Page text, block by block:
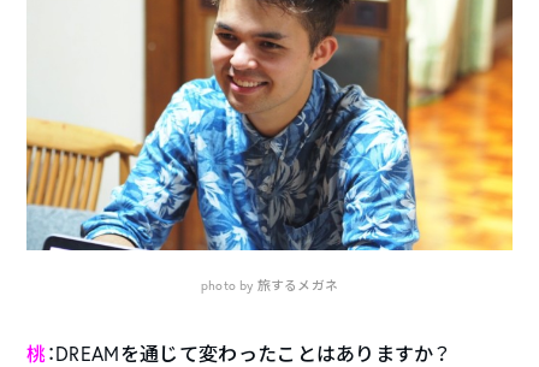
photo by 旅するメガネ
桃：DREAMを通じて変わったことはありますか？